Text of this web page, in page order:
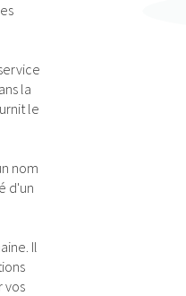
la
le
nom
d'un
Il
vos